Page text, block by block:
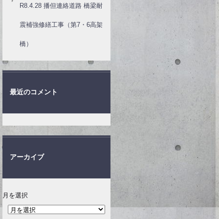
R8.4.28 播但連絡道路 橋梁耐
震補強修繕工事（第7・6高架
橋）
最近のコメント
アーカイブ
月を選択